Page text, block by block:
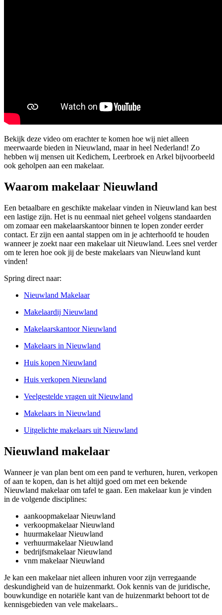
Bekijk deze video om erachter te komen hoe wij niet alleen
meerwaarde bieden in Nieuwland, maar in heel Nederland! Zo
hebben wij mensen uit Kedichem, Leerbroek en Arkel bijvoorbeeld
ook geholpen aan een makelaar.
Waarom makelaar Nieuwland
Een betaalbare en geschikte makelaar vinden in Nieuwland kan best
een lastige zijn. Het is nu eenmaal niet geheel volgens standaarden
om zomaar een makelaarskantoor binnen te lopen zonder eerder
contact. Er zijn een aantal stappen om in je achterhoofd te houden
wanneer je zoekt naar een makelaar uit Nieuwland. Lees snel verder
om te leren hoe ook jij de beste makelaars van Nieuwland kunt
vinden!
Spring direct naar:
Nieuwland Makelaar
Makelaardij Nieuwland
Makelaarskantoor Nieuwland
Makelaars in Nieuwland
Huis kopen Nieuwland
Huis verkopen Nieuwland
Veelgestelde vragen uit Nieuwland
Makelaars in Nieuwland
Uitgelichte makelaars uit Nieuwland
Nieuwland makelaar
Wanneer je van plan bent om een pand te verhuren, huren, verkopen
of aan te kopen, dan is het altijd goed om met een bekende
Nieuwland makelaar om tafel te gaan. Een makelaar kun je vinden
in de volgende disciplines:
aankoopmakelaar Nieuwland
verkoopmakelaar Nieuwland
huurmakelaar Nieuwland
verhuurmakelaar Nieuwland
bedrijfsmakelaar Nieuwland
vnm makelaar Nieuwland
Je kan een makelaar niet alleen inhuren voor zijn verregaande
deskundigheid van de huizenmarkt. Ook kennis van de juridische,
bouwkundige en notariële kant van de huizenmarkt behoort tot de
kennisgebieden van vele makelaars..